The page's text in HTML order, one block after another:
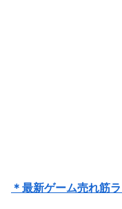
＊最新ゲーム売れ筋